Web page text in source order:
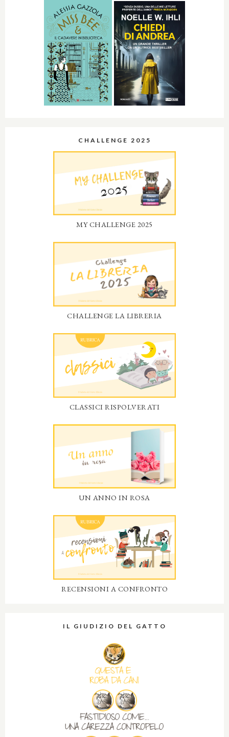
CHALLENGE 2025
MY CHALLENGE 2025
CHALLENGE LA LIBRERIA
CLASSICI RISPOLVERATI
UN ANNO IN ROSA
RECENSIONI A CONFRONTO
IL GIUDIZIO DEL GATTO